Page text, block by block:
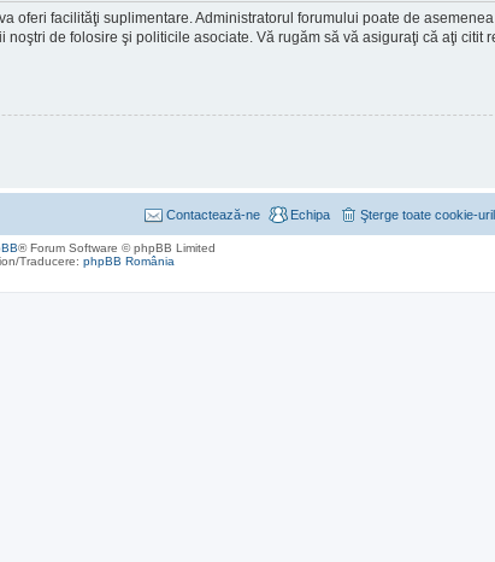
oferi facilităţi suplimentare. Administratorul forumului poate de
de folosire şi politicile asociate. Vă rugăm să vă asiguraţi că aţi citit
Şterge toate cookie-
Echipa
Contactează-ne
® Forum Software © phpBB Limited
Traducere: phpBB România